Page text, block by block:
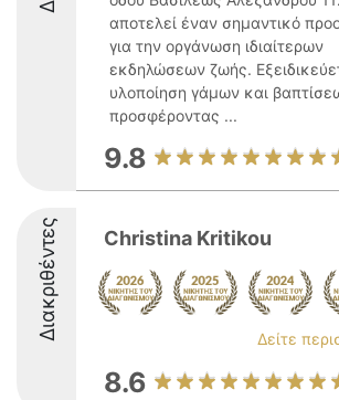
αποτελεί έναν σημαντικό
για την οργάνωση ιδιαίτερων
εκδηλώσεων ζωής.
υλοποίηση γάμων και
προσφέροντας ...
9.8
Διακριθέντες Christina Kritikou
Δείτε
8.6